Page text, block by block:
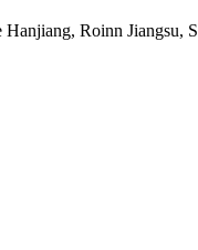
Roinn Jiangsu,